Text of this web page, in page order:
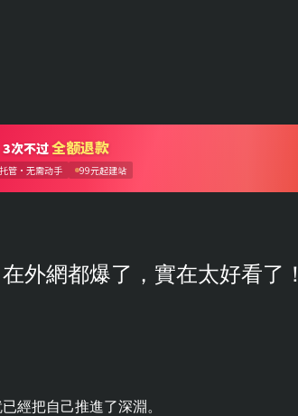
外網都爆了，實在太好看了！
經把自己推進了深淵。